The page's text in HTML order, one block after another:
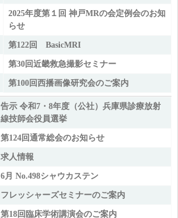
2025年度第１回 神戸MRの会定例会のお知
らせ
第122回 BasicMRI
第30回近畿救急撮影セミナー
第100回西播画像研究会のご案内
告示 令和7・8年度（公社）兵庫県診療放射
線技師会役員選挙
第124回通常総会のお知らせ
求人情報
6月 No.498シャウカステン
フレッシャーズセミナーのご案内
第18回臨床学術講演会のご案内